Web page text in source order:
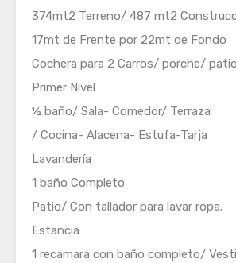
374mt2 Terreno/ 487 mt2
17mt de Frente por 22mt de Fondo
Cochera para 2 Carros/ porche/ patio
Primer Nivel
½ baño/ Sala- Comedor/ Terraza
/ Cocina- Alacena- Estufa-Tarja
Lavandería
1 baño Completo
Patio/ Con tallador para lavar ropa.
Estancia
1 recamara con baño completo/